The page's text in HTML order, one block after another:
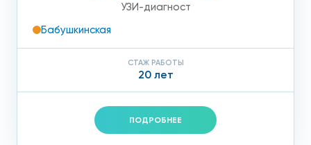
УЗИ-диагност
Бабушкинская
СТАЖ РАБОТЫ
20 лет
ПОДРОБНЕЕ